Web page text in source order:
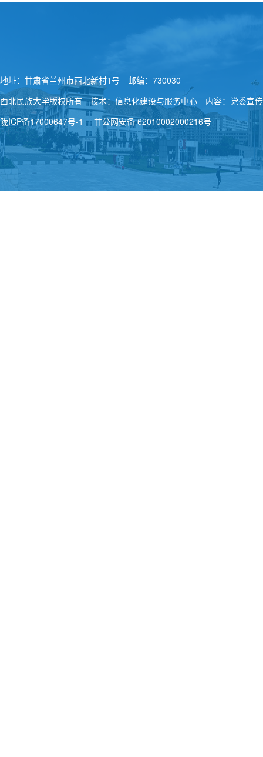
地址：甘肃省兰州市西北新村1号 邮编：730030
西北民族大学版权所有 技术：信息化建设与服务中心 内容：党委宣
陇ICP备17000647号-1
甘公网安备 62010002000216号